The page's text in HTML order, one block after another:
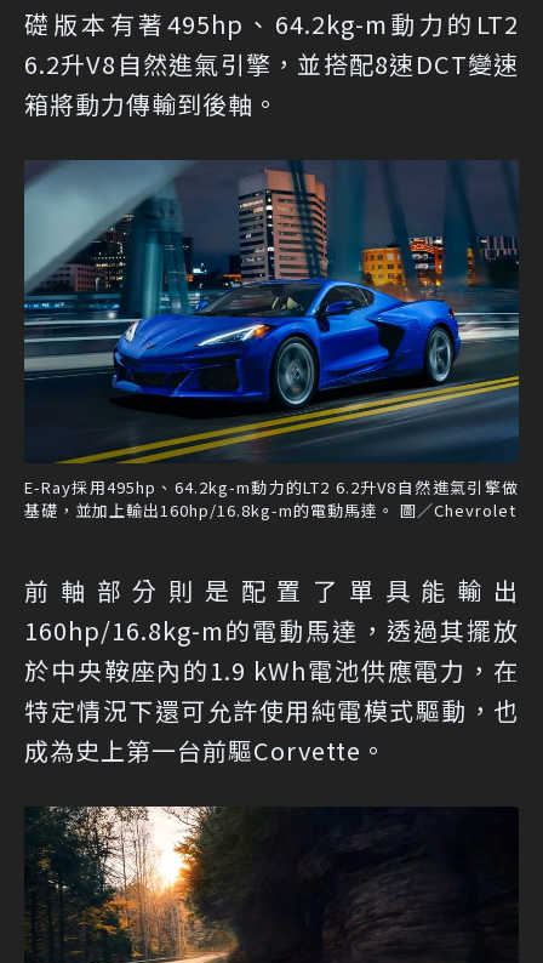
礎版本有著495hp、64.2kg-m動力的LT2
6.2升V8自然進氣引擎，並搭配8速DCT變速
箱將動力傳輸到後軸。
E-Ray採用495hp、64.2kg-m動力的LT2 6.2升V8自然進氣引擎做
基礎，並加上輸出160hp/16.8kg-m的電動馬達。 圖／Chevrolet
前軸部分則是配置了單具能輸出
160hp/16.8kg-m的電動馬達，透過其擺放
於中央鞍座內的1.9 kWh電池供應電力，在
特定情況下還可允許使用純電模式驅動，也
成為史上第一台前驅Corvette。